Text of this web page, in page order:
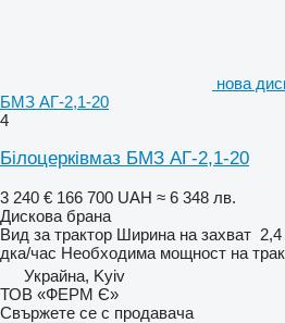
нова
БМЗ АГ-2,1-20
4
Білоцерківмаз БМЗ АГ-2,1-20
3 240 € 166 700 UAH ≈ 6 348 лв.
Дискова брана
Вид за трактор Ширина на захват
дка/час Необходима мощност на
Украйна, Kyiv
ТОВ «ФЕРМ Є»
Свържете се с продавача